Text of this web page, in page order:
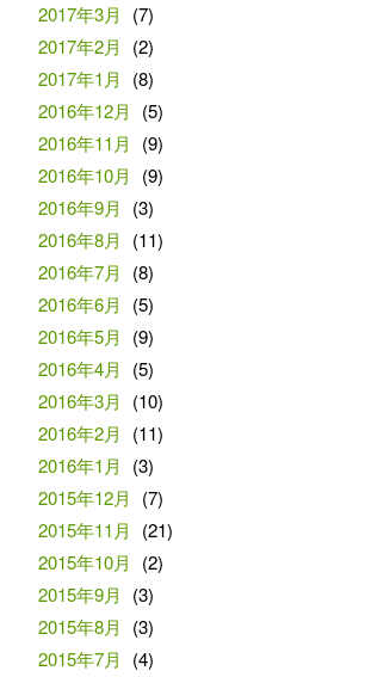
2017年3月
(7)
2017年2月
(2)
2017年1月
(8)
2016年12月
(5)
2016年11月
(9)
2016年10月
(9)
2016年9月
(3)
2016年8月
(11)
2016年7月
(8)
2016年6月
(5)
2016年5月
(9)
2016年4月
(5)
2016年3月
(10)
2016年2月
(11)
2016年1月
(3)
2015年12月
(7)
2015年11月
(21)
2015年10月
(2)
2015年9月
(3)
2015年8月
(3)
2015年7月
(4)